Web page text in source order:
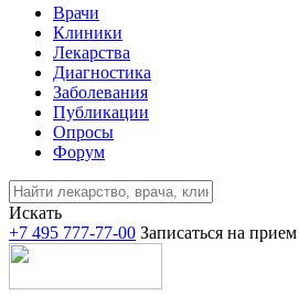
Врачи
Клиники
Лекарства
Диагностика
Заболевания
Публикации
Опросы
Форум
Искать
+7 495 777-77-00 Записаться на прием